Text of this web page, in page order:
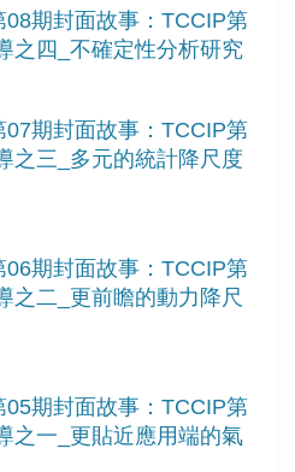
期封面故事：TCCIP第
之四_不確定性分析研究
期封面故事：TCCIP第
之三_多元的統計降尺度
期封面故事：TCCIP第
之二_更前瞻的動力降尺
期封面故事：TCCIP第
之一_更貼近應用端的氣